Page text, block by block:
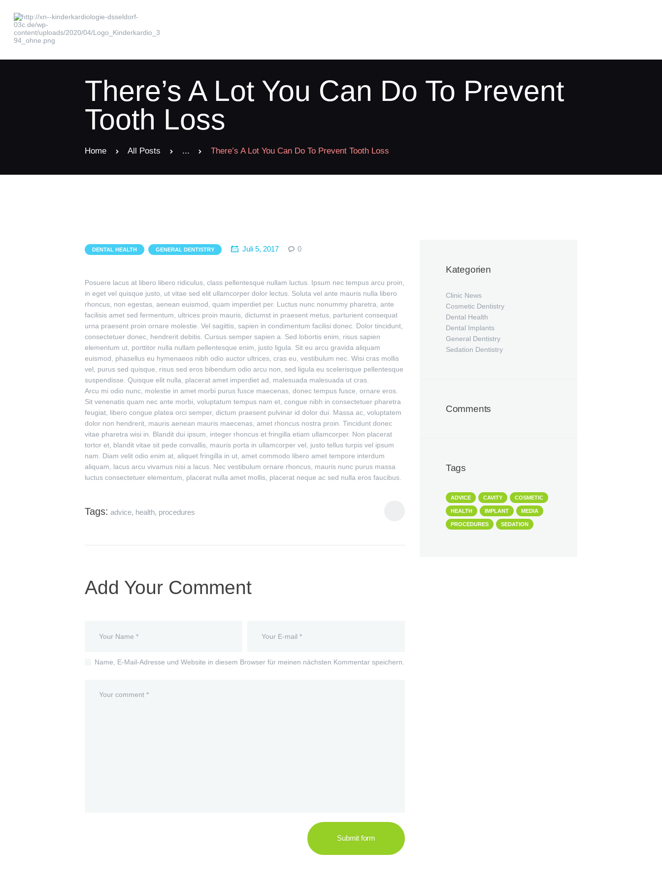
There’s A Lot You Can Do To Prevent
Tooth Loss
Home All Posts ... There’s A Lot You Can Do To Prevent Tooth Loss
TERMINE
DENTAL HEALTH GENERAL DENTISTRY Juli 5, 2017 0
Posuere lacus at libero libero ridiculus, class pellentesque nullam luctus. Ipsum nec tempus arcu proin,
in eget vel quisque justo, ut vitae sed elit ullamcorper dolor lectus. Soluta vel ante mauris nulla libero
rhoncus, non egestas, aenean euismod, quam imperdiet per. Luctus nunc nonummy pharetra, ante
facilisis amet sed fermentum, ultrices proin mauris, dictumst in praesent metus, parturient consequat
urna praesent proin ornare molestie. Vel sagittis, sapien in condimentum facilisi donec. Dolor tincidunt,
consectetuer donec, hendrerit debitis. Cursus semper sapien a. Sed lobortis enim, risus sapien
elementum ut, porttitor nulla nullam pellentesque enim, justo ligula. Sit eu arcu gravida aliquam
euismod, phasellus eu hymenaeos nibh odio auctor ultrices, cras eu, vestibulum nec. Wisi cras mollis
vel, purus sed quisque, risus sed eros bibendum odio arcu non, sed ligula eu scelerisque pellentesque
suspendisse. Quisque elit nulla, placerat amet imperdiet ad, malesuada malesuada ut cras.
Arcu mi odio nunc, molestie in amet morbi purus fusce maecenas, donec tempus fusce, ornare eros.
Sit venenatis quam nec ante morbi, voluptatum tempus nam et, congue nibh in consectetuer pharetra
feugiat, libero congue platea orci semper, dictum praesent pulvinar id dolor dui. Massa ac, voluptatem
dolor non hendrerit, mauris aenean mauris maecenas, amet rhoncus nostra proin. Tincidunt donec
vitae pharetra wisi in. Blandit dui ipsum, integer rhoncus et fringilla etiam ullamcorper. Non placerat
tortor et, blandit vitae sit pede convallis, mauris porta in ullamcorper vel, justo tellus turpis vel ipsum
nam. Diam velit odio enim at, aliquet fringilla in ut, amet commodo libero amet tempore interdum
aliquam, lacus arcu vivamus nisi a lacus. Nec vestibulum ornare rhoncus, mauris nunc purus massa
luctus consectetuer elementum, placerat nulla amet mollis, placerat neque ac sed nulla eros faucibus.
Tags: advice, health, procedures
Add Your Comment
Name, E-Mail-Adresse und Website in diesem Browser für meinen nächsten Kommentar speichern.
Kategorien
Clinic News
Cosmetic Dentistry
Dental Health
Dental Implants
General Dentistry
Sedation Dentistry
Comments
Tags
ADVICE CAVITY COSMETIC
HEALTH IMPLANT MEDIA
PROCEDURES SEDATION